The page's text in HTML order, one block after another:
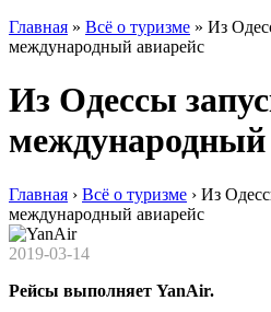
Главная » Всё о туризме » Из
международный авиарейс
Из Одессы
международный
Главная › Всё о туризме › Из
международный авиарейс
2019-03-14
Рейсы выполняет YanAir.